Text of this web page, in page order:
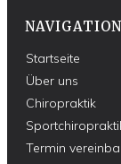
NAVIGATION
Startseite
Über uns
Chiropraktik
Termin